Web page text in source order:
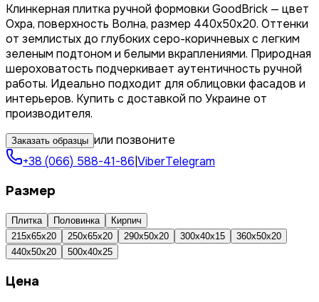
Клинкерная плитка ручной формовки GoodBrick — цвет
Охра, поверхность Волна, размер 440x50x20. Оттенки
от землистых до глубоких серо-коричневых с легким
зеленым подтоном и белыми вкраплениями. Природная
шероховатость подчеркивает аутентичность ручной
работы. Идеально подходит для облицовки фасадов и
интерьеров. Купить с доставкой по Украине от
производителя.
Заказать образцы или позвоните
+38 (066) 588-41-86 ViberTelegram
Размер
Плитка Половинка
Кирпич
215x65x20
250x65x20 290x50x20 300x40x15
360x50x20
440x50x20
500x40x25
Цена